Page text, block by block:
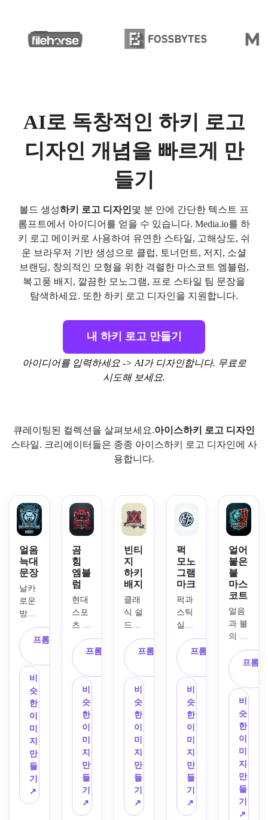
AI로 독창적인 하키 로고
디자인 개념을 빠르게 만
들기
볼드 생성하키 로고 디자인몇 분 안에 간단한 텍스트 프
롬프트에서 아이디어를 얻을 수 있습니다. Media.io를 하
키 로고 메이커로 사용하여 유연한 스타일, 고해상도, 쉬
운 브라우저 기반 생성으로 클럽, 토너먼트, 저지, 소셜
브랜딩, 창의적인 모형을 위한 격렬한 마스코트 엠블럼,
복고풍 배지, 깔끔한 모노그램, 프로 스타일 팀 문장을
탐색하세요. 또한 하키 로고 디자인을 지원합니다.
내 하키 로고 만들기
아이디어를 입력하세요 -> AI가 디자인합니다. 무료로
시도해 보세요.
큐레이팅된 컬렉션을 살펴보세요.아이스하키 로고 디자인
스타일. 크리에이터들은 종종 아이스하키 로고 디자인에 사
용합니다.
얼음
늑대
문장
날카
로운
방패
문장
안에
으르
렁거
리는
얼음
늑대
머리
를 중
심으
로 하
는 대
담한
e스
포츠
프롬프트 복
비
슷
한
이
미
지
만
들
기
↗
곰
힘
엠블
럼
현대
스포
츠 엠
블럼
에 포
효하
는 곰
마스
코트
가 있
는 프
로 하
키 팀
로고,
두꺼
운 윤
곽선,
각진
프롬프트 복
비
슷
한
이
미
지
만
들
기
↗
빈티
지
하키
배지
클래
식 쉴
드가
있는
레트
로 하
키 배
지 로
고,
교차
스틱,
중앙
에 있
는 퍽
아이
콘,
팀 이
름을
프롬프트 복
비
슷
한
이
미
지
만
들
기
↗
퍽
모노
그램
마크
퍽과
스틱
실루
엣과
통합
된 세
련된
모노
그램
을 사
용한
미니
멀리
스트
하키
로고
디자
인,
프롬프트 복
비
슷
한
이
미
지
만
들
기
↗
얼어
붙은
불
마스
코트
얼음
과 불
의 에
너지
를 결
합한
강력
한 임
팩트
하키
마스
코트
로고,
날카
로운
문장
안의
프롬
비
슷
한
이
미
지
만
들
기
↗